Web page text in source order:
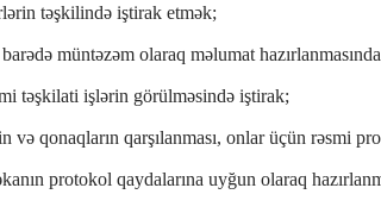
təşkilində iştirak etmək;
müntəzəm olaraq məlumat
təşkilati işlərin görülməsində iştirak;
və qonaqların qarşılanması, onlar üçün rəsmi
protokol qaydalarına uyğun olaraq